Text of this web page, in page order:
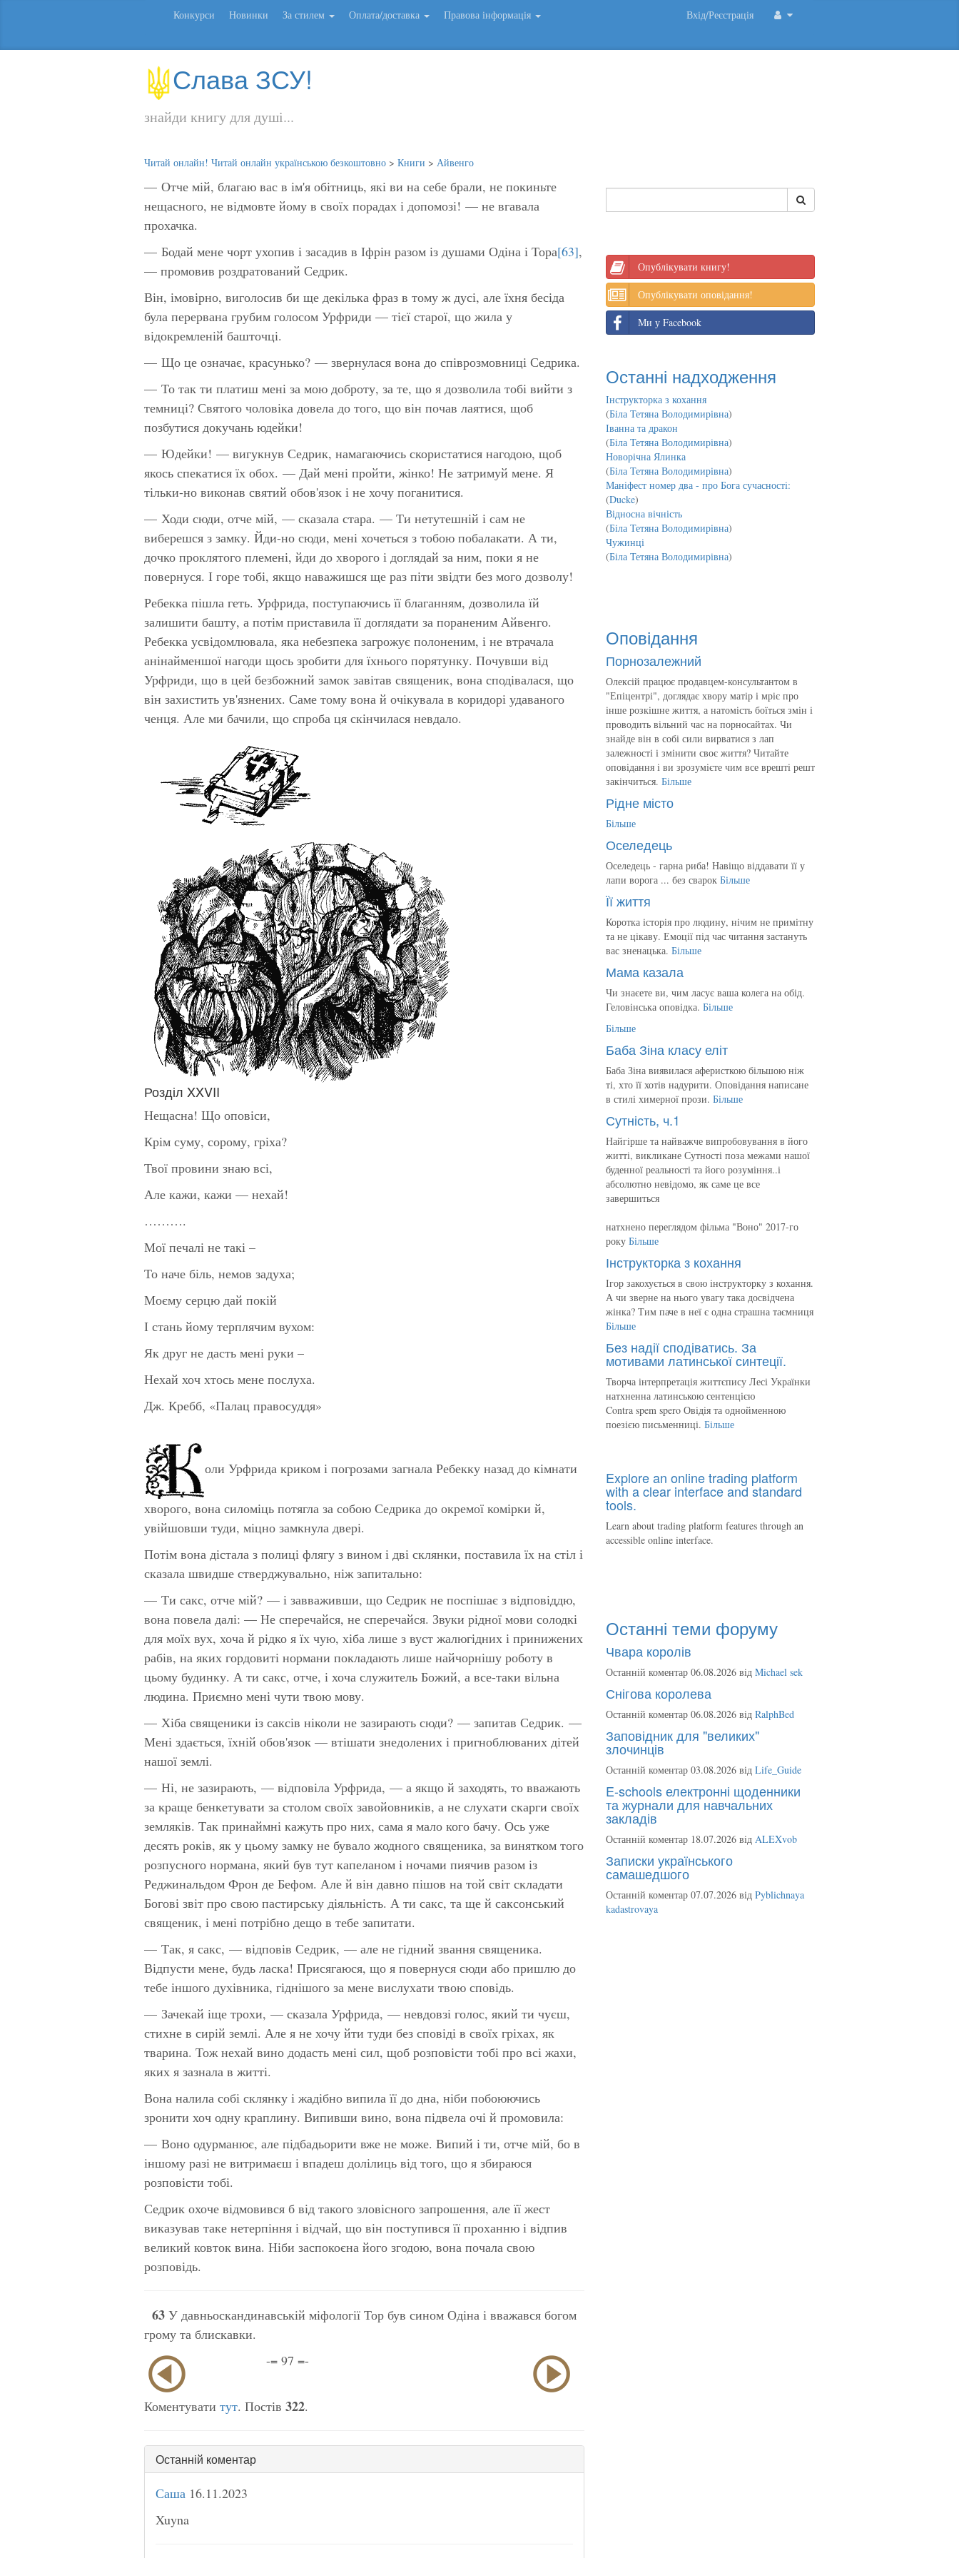
Конкурси Новинки За стилем Оплата/доставка Правова інформація Вхід/Реєстрація
Слава ЗСУ!
знайди книгу для душі...
Читай онлайн! Читай онлайн українською безкоштовно > Книги > Айвенго
— Отче мій, благаю вас в ім'я обітниць, які ви на себе брали, не покиньте
нещасного, не відмовте йому в своїх порадах і допомозі! — не вгавала
прохачка.
— Бодай мене чорт ухопив і засадив в Іфрін разом із душами Одіна і Тора[63],
— промовив роздратований Седрик.
Він, імовірно, виголосив би ще декілька фраз в тому ж дусі, але їхня бесіда
була перервана грубим голосом Урфриди — тієї старої, що жила у
відокремленій башточці.
— Що це означає, красунько? — звернулася вона до співрозмовниці Седрика.
— То так ти платиш мені за мою доброту, за те, що я дозволила тобі вийти з
темниці? Святого чоловіка довела до того, що він почав лаятися, щоб
позбутися докучань юдейки!
— Юдейки! — вигукнув Седрик, намагаючись скористатися нагодою, щоб
якось спекатися їх обох. — Дай мені пройти, жінко! Не затримуй мене. Я
тільки-но виконав святий обов'язок і не хочу поганитися.
— Ходи сюди, отче мій, — сказала стара. — Ти нетутешній і сам не
виберешся з замку. Йди-но сюди, мені хочеться з тобою побалакати. А ти,
дочко проклятого племені, йди до хворого і доглядай за ним, поки я не
повернуся. І горе тобі, якщо наважишся ще раз піти звідти без мого дозволу!
Ребекка пішла геть. Урфрида, поступаючись її благанням, дозволила їй
залишити башту, а потім приставила її доглядати за пораненим Айвенго.
Ребекка усвідомлювала, яка небезпека загрожує полоненим, і не втрачала
анінайменшої нагоди щось зробити для їхнього порятунку. Почувши від
Урфриди, що в цей безбожний замок завітав священик, вона сподівалася, що
він захистить ув'язнених. Саме тому вона й очікувала в коридорі удаваного
ченця. Але ми бачили, що спроба ця скінчилася невдало.
Розділ XXVII
Нещасна! Що оповіси,
Крім суму, сорому, гріха?
Твої провини знаю всі,
Але кажи, кажи — нехай!
……….
Мої печалі не такі –
То наче біль, немов задуха;
Моєму серцю дай покій
І стань йому терплячим вухом:
Як друг не дасть мені руки –
Нехай хоч хтось мене послуха.
Дж. Кребб, «Палац правосуддя»
оли Урфрида криком і погрозами загнала Ребекку назад до кімнати
хворого, вона силоміць потягла за собою Седрика до окремої комірки й,
увійшовши туди, міцно замкнула двері.
Потім вона дістала з полиці флягу з вином і дві склянки, поставила їх на стіл і
сказала швидше стверджувально, ніж запитально:
— Ти сакс, отче мій? — і завваживши, що Седрик не поспішає з відповіддю,
вона повела далі: — Не сперечайся, не сперечайся. Звуки рідної мови солодкі
для моїх вух, хоча й рідко я їх чую, хіба лише з вуст жалюгідних і принижених
рабів, на яких гордовиті нормани покладають лише найчорнішу роботу в
цьому будинку. А ти сакс, отче, і хоча служитель Божий, а все-таки вільна
людина. Приємно мені чути твою мову.
— Хіба священики із саксів ніколи не зазирають сюди? — запитав Седрик. —
Мені здається, їхній обов'язок — втішати знедолених і пригноблюваних дітей
нашої землі.
— Ні, не зазирають, — відповіла Урфрида, — а якщо й заходять, то вважають
за краще бенкетувати за столом своїх завойовників, а не слухати скарги своїх
земляків. Так принаймні кажуть про них, сама я мало кого бачу. Ось уже
десять років, як у цьому замку не бувало жодного священика, за винятком того
розпусного нормана, який був тут капеланом і ночами пиячив разом із
Реджинальдом Фрон де Бефом. Але й він давно пішов на той світ складати
Богові звіт про свою пастирську діяльність. А ти сакс, та ще й саксонський
священик, і мені потрібно дещо в тебе запитати.
— Так, я сакс, — відповів Седрик, — але не гідний звання священика.
Відпусти мене, будь ласка! Присягаюся, що я повернуся сюди або пришлю до
тебе іншого духівника, гіднішого за мене вислухати твою сповідь.
— Зачекай іще трохи, — сказала Урфрида, — невдовзі голос, який ти чуєш,
стихне в сирій землі. Але я не хочу йти туди без сповіді в своїх гріхах, як
тварина. Тож нехай вино додасть мені сил, щоб розповісти тобі про всі жахи,
яких я зазнала в житті.
Вона налила собі склянку і жадібно випила її до дна, ніби побоюючись
зронити хоч одну краплину. Випивши вино, вона підвела очі й промовила:
— Воно одурманює, але підбадьорити вже не може. Випий і ти, отче мій, бо в
іншому разі не витримаєш і впадеш долілиць від того, що я збираюся
розповісти тобі.
Седрик охоче відмовився б від такого зловісного запрошення, але її жест
виказував таке нетерпіння і відчай, що він поступився її проханню і відпив
великий ковток вина. Ніби заспокоєна його згодою, вона почала свою
розповідь.
63 У давньоскандинавській міфології Тор був сином Одіна і вважався богом
грому та блискавки.
-= 97 =-
Коментувати тут. Постів 322.
Останній коментар
Саша 16.11.2023
Xuyna
Опублікувати книгу!
Опублікувати оповідання!
Ми у Facebook
Останні надходження
Інструкторка з кохання
(Біла Тетяна Володимирівна)
Іванна та дракон
(Біла Тетяна Володимирівна)
Новорічна Ялинка
(Біла Тетяна Володимирівна)
Маніфест номер два - про Бога сучасності:
(Ducke)
Відносна вічність
(Біла Тетяна Володимирівна)
Чужинці
(Біла Тетяна Володимирівна)
Оповідання
Порнозалежний
Олексій працює продавцем-консультантом в
"Епіцентрі", доглядає хвору матір і мріє про
інше розкішне життя, а натомість боїться змін і
проводить вільний час на порносайтах. Чи
знайде він в собі сили вирватися з лап
залежності і змінити своє життя? Читайте
оповідання і ви зрозумієте чим все врешті решт
закінчиться. Більше
Рідне місто
Більше
Оселедець
Оселедець - гарна риба! Навіщо віддавати її у
лапи ворога ... без сварок Більше
Її життя
Коротка історія про людину, нічим не примітну
та не цікаву. Емоції під час читання застануть
вас зненацька. Більше
Мама казала
Чи знаєете ви, чим ласує ваша колега на обід.
Геловінська оповідка. Більше
Більше
Баба Зіна класу еліт
Баба Зіна виявилася аферисткою більшою ніж
ті, хто її хотів надурити. Оповідання написане
в стилі химерної прози. Більше
Сутність, ч.1
Найгірше та найважче випробовування в його
житті, викликане Сутності поза межами нашої
буденної реальності та його розуміння..і
абсолютно невідомо, як саме це все
завершиться
натхнено переглядом фільма "Воно" 2017-го
року Більше
Інструкторка з кохання
Ігор закохується в свою інструкторку з кохання.
А чи зверне на нього увагу така досвідчена
жінка? Тим паче в неї є одна страшна таємниця
Більше
Без надії сподіватись. За
мотивами латинської синтеції.
Творча інтерпретація життєпису Лесі Українки
натхненна латинською сентенцією
Contra spem spero Овідія та однойменною
поезією письменниці. Більше
Explore an online trading platform
with a clear interface and standard
tools.
Learn about trading platform features through an
accessible online interface.
Останні теми форуму
Чвара королів
Останній коментар 06.08.2026 від Michael sek
Снігова королева
Останній коментар 06.08.2026 від RalphBed
Заповідник для "великих"
злочинців
Останній коментар 03.08.2026 від Life_Guide
E-schools електронні щоденники
та журнали для навчальних
закладів
Останній коментар 18.07.2026 від ALEXvob
Записки українського
самашедшого
Останній коментар 07.07.2026 від Pyblichnaya
kadastrovaya